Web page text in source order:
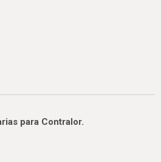
para Contralor.